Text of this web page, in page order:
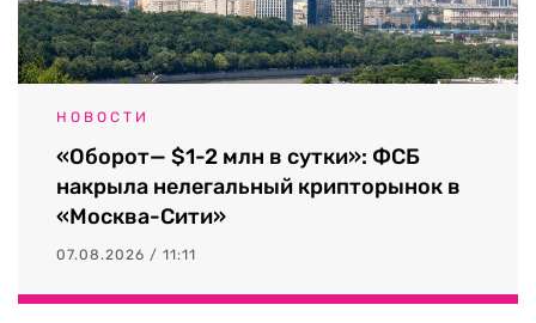
НОВОСТИ
«Оборот— $1-2 млн в сутки»: ФСБ
накрыла нелегальный крипторынок в
«Москва-Сити»
07.08.2026 / 11:11